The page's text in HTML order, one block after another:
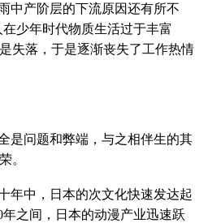
中产阶层的下流原因还有所不
少年时代物质生活过于丰富
失落，于是逐渐丧失了工作热情
是问题和弊端，与之相伴生的其
。
年中，日本的次文化快速发达起
年之间，日本的动漫产业迅速跃